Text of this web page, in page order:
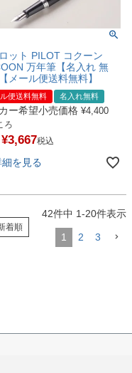
ット PILOT コクーン
万年筆【名入れ 無
メール便送料無料】
ル便送料無料 名入れ無料
ー希望小売価格 ¥4,400
ろ
¥3,667税込
細を見る
着順
42件中 1-20件表示
1 2 3